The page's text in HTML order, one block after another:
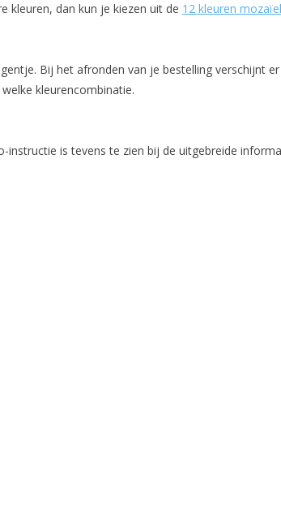
kleuren, dan kun je kiezen uit de 12 kleuren
Bij het afronden van je bestelling verschijnt
kleurencombinatie.
is tevens te zien bij de uitgebreide